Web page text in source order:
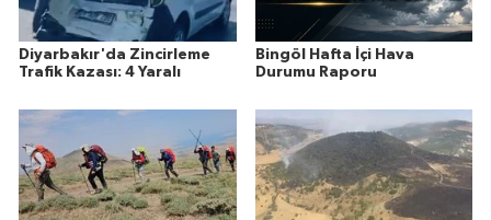
Diyarbakır'da Zincirleme
Trafik Kazası: 4 Yaralı
Bingöl Hafta İçi Hava
Durumu Raporu